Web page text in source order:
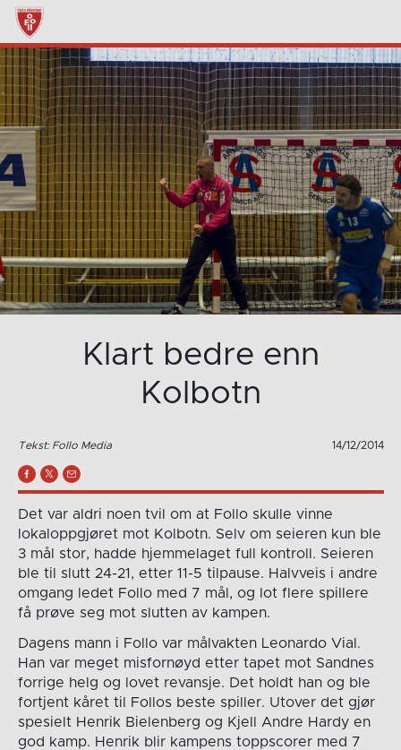
Klart bedre enn
Kolbotn
Tekst: Follo Media 14/12/2014
Det var aldri noen tvil om at Follo skulle vinne
lokaloppgjøret mot Kolbotn. Selv om seieren kun ble
3 mål stor, hadde hjemmelaget full kontroll. Seieren
ble til slutt 24-21, etter 11-5 tilpause. Halvveis i andre
omgang ledet Follo med 7 mål, og lot flere spillere
få prøve seg mot slutten av kampen.
Dagens mann i Follo var målvakten Leonardo Vial.
Han var meget misfornøyd etter tapet mot Sandnes
forrige helg og lovet revansje. Det holdt han og ble
fortjent kåret til Follos beste spiller. Utover det gjør
spesielt Henrik Bielenberg og Kjell Andre Hardy en
god kamp. Henrik blir kampens toppscorer med 7